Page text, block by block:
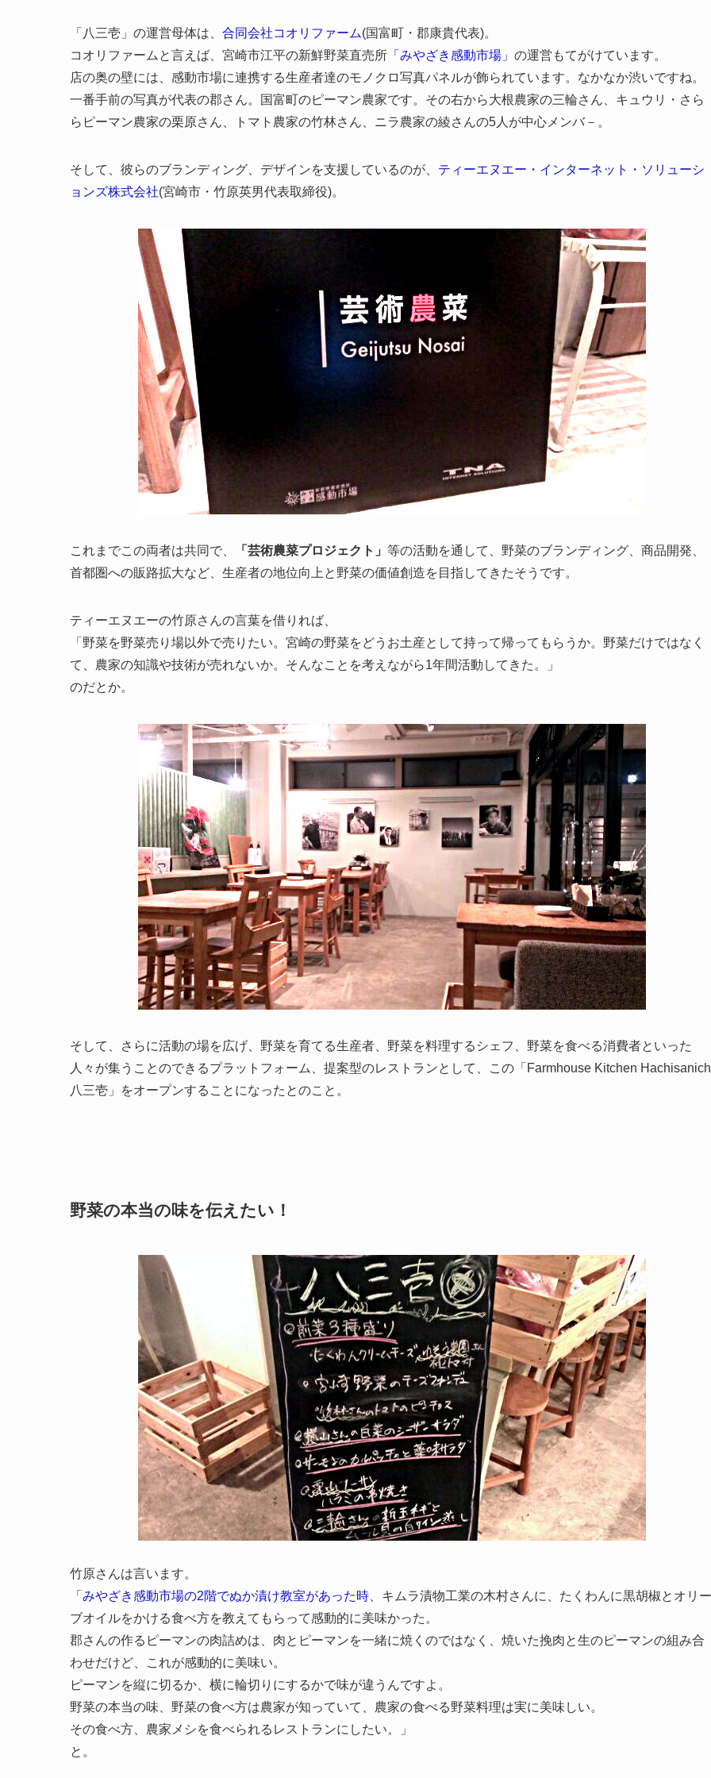
「八三壱」の運営母体は、 合同会社コオリファーム(国富町・郡康貴代表)。
コオリファームと言えば、宮崎市江平の新鮮野菜直売所 「みやざき感動市場」 の運営もてがけています。
店の奥の壁には、感動市場に連携する生産者達のモノクロ写真パネルが飾られています。なかなか渋いですね。
一番手前の写真が代表の郡さん。国富町のピーマン農家です。その右から大根農家の三輪さん、キュウリ・さら
らピーマン農家の栗原さん、トマト農家の竹林さん、ニラ農家の綾さんの5人が中心メンバ－。
そして、彼らのブランディング、デザインを支援しているのが、 ティーエヌエー・インターネット・ソリューシ
ョンズ株式会社(宮崎市・竹原英男代表取締役)。
これまでこの両者は共同で、 「芸術農菜プロジェクト」 等の活動を通して、野菜のブランディング、商品開発、
首都圏への販路拡大など、生産者の地位向上と野菜の価値創造を目指してきたそうです。
ティーエヌエーの竹原さんの言葉を借りれば、
「野菜を野菜売り場以外で売りたい。宮崎の野菜をどうお土産として持って帰ってもらうか。野菜だけではなく
て、農家の知識や技術が売れないか。そんなことを考えながら1年間活動してきた。」
のだとか。
そして、さらに活動の場を広げ、野菜を育てる生産者、野菜を料理するシェフ、野菜を食べる消費者といった
人々が集うことのできるプラットフォーム、提案型のレストランとして、この「Farmhouse Kitchen
八三壱」をオープンすることになったとのこと。
野菜の本当の味を伝えたい！
竹原さんは言います。
「 みやざき感動市場の2階でぬか漬け教室があった時 、キムラ漬物工業の木村さんに、たくわんに黒胡椒とオリー
ブオイルをかける食べ方を教えてもらって感動的に美味かった。
郡さんの作るピーマンの肉詰めは、肉とピーマンを一緒に焼くのではなく、焼いた挽肉と生のピーマンの組み合
わせだけど、これが感動的に美味い。
ピーマンを縦に切るか、横に輪切りにするかで味が違うんですよ。
野菜の本当の味、野菜の食べ方は農家が知っていて、農家の食べる野菜料理は実に美味しい。
その食べ方、農家メシを食べられるレストランにしたい。」
と。